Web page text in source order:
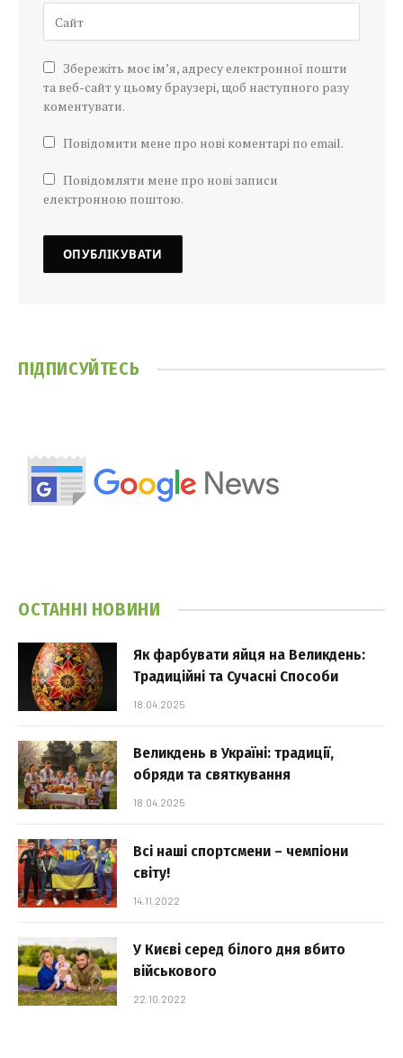
Збережіть моє ім’я, адресу електронної пошти
та веб-сайт у цьому браузері, щоб наступного разу
коментувати.
Повідомити мене про нові коментарі по email.
Повідомляти мене про нові записи
електронною поштою.
ПІДПИСУЙТЕСЬ
ОСТАННІ НОВИНИ
Як фарбувати яйця на Великдень:
Традиційні та Сучасні Способи
18.04.2025
Великдень в Україні: традиції,
обряди та святкування
18.04.2025
Всі наші спортсмени – чемпіони
світу!
14.11.2022
У Києві серед білого дня вбито
військового
22.10.2022